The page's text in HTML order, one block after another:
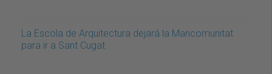
La Escola de Arquitectura dejará la Mancomunitat
para ir a Sant Cugat